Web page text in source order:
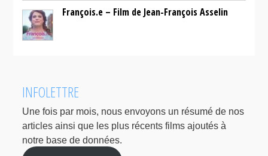
François.e – Film de Jean-François Asselin
INFOLETTRE
Une fois par mois, nous envoyons un résumé de nos
articles ainsi que les plus récents films ajoutés à
notre base de données.